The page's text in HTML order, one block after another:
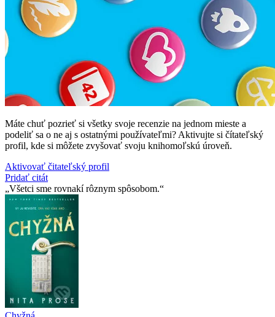
Máte chuť pozrieť si všetky svoje recenzie na jednom mieste a
podeliť sa o ne aj s ostatnými používateľmi? Aktivujte si čítateľský
profil, kde si môžete zvyšovať svoju knihomoľskú úroveň.
Aktivovať čitateľský profil
Pridať citát
Všetci sme rovnakí rôznym spôsobom.